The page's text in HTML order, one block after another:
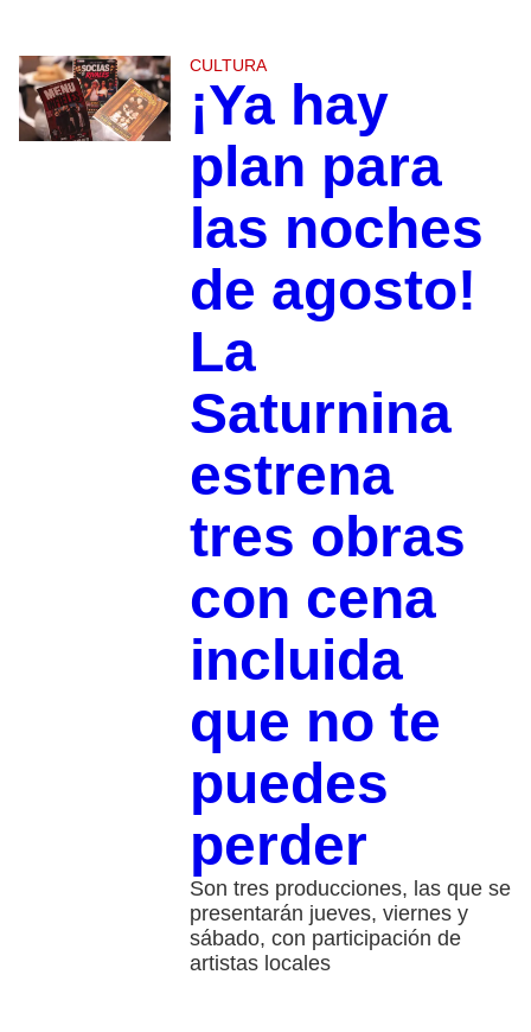
CULTURA
¡Ya hay
plan para
las noches
de agosto!
La
Saturnina
estrena
tres obras
con cena
incluida
que no te
puedes
perder
Son tres producciones, las que se
presentarán jueves, viernes y
sábado, con participación de
artistas locales